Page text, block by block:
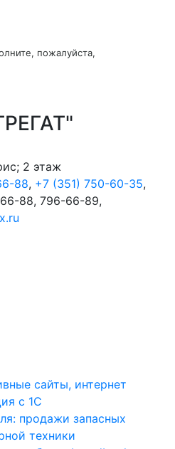
пожалуйста,
2 этаж
88, +7 (351) 750-60-35,
88, 796-66-89,
сайты, интернет
с 1С
продажи запасных
техники